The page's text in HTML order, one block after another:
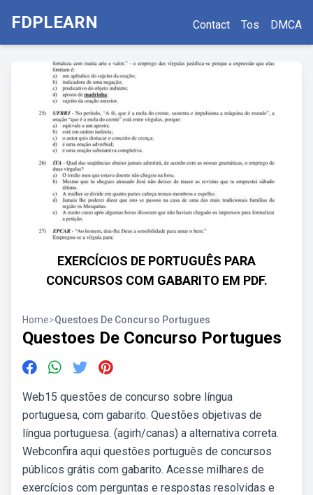
FDPLEARN Contact Tos DMCA
EXERCÍCIOS DE PORTUGUÊS PARA
CONCURSOS COM GABARITO EM PDF.
Home>Questoes De Concurso Portugues
Questoes De Concurso Portugues
Web15 questões de concurso sobre língua
portuguesa, com gabarito. Questões objetivas de
língua portuguesa. (agirh/canas) a alternativa correta.
Webconfira aqui questões português de concursos
públicos grátis com gabarito. Acesse milhares de
exercícios com perguntas e respostas resolvidas e